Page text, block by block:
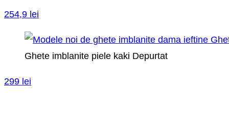
254,9 lei
Ghete imblanite piele kaki Depurtat
299 lei